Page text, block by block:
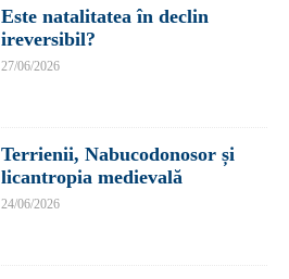
Este natalitatea în declin
ireversibil?
27/06/2026
Terrienii, Nabucodonosor și
licantropia medievală
24/06/2026